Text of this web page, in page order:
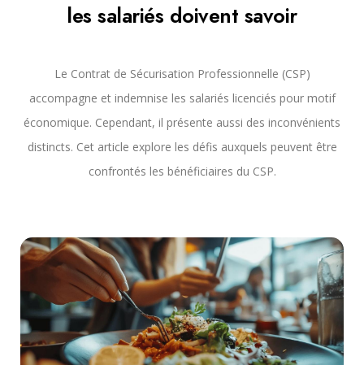
les salariés doivent savoir
Le Contrat de Sécurisation Professionnelle (CSP)
accompagne et indemnise les salariés licenciés pour motif
économique. Cependant, il présente aussi des inconvénients
distincts. Cet article explore les défis auxquels peuvent être
confrontés les bénéficiaires du CSP.